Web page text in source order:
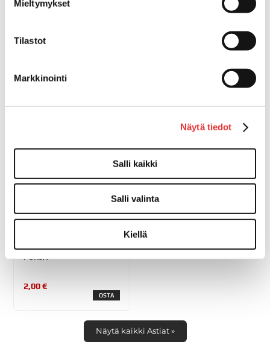
Mieltymykset
Tilastot
Markkinointi
Näytä tiedot
Salli kaikki
Salli valinta
Kiellä
JUOMALASI L-500ML VALK
POHJA
2,00 €
OSTA
Näytä kaikki Astiat »